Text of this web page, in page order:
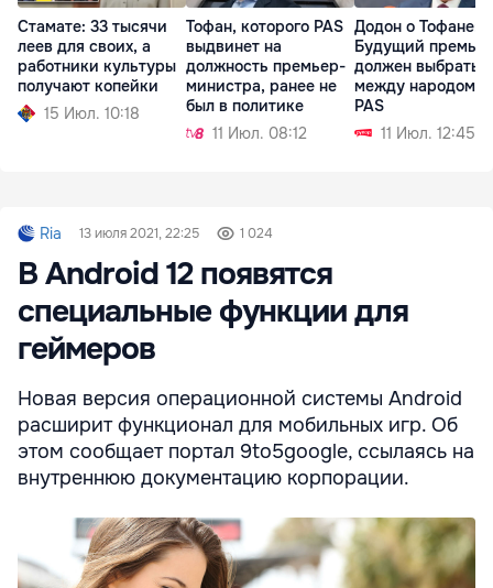
Стамате: 33 тысячи
леев для своих, а
работники культуры
получают копейки
15 Июл. 10:18
Тофан, которого PAS
выдвинет на
должность премьер-
министра, ранее не
был в политике
11 Июл. 08:12
Додон о Тофане:
Будущий
должен выбрать
между народом и
PAS
11 Июл. 12:45
Ria 13 июля 2021, 22:25 1 024
В Android 12 появятся
специальные функции для
геймеров
Новая версия операционной системы Android
расширит функционал для мобильных игр. Об
этом сообщает портал 9to5google, ссылаясь на
внутреннюю документацию корпорации.